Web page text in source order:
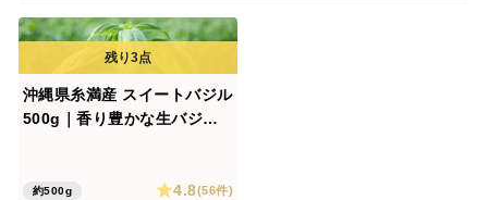
沖縄県糸満産 スイートバジル
500g｜香り豊かな生バジル
約500g 4.8(56件)